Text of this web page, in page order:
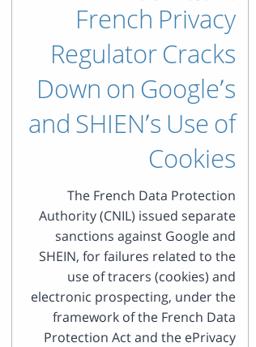
French Privacy
Regulator Cracks
Down on Google’s
and SHIEN’s Use of
Cookies
The French Data Protection
Authority (CNIL) issued separate
sanctions against Google and
SHEIN, for failures related to the
use of tracers (cookies) and
electronic prospecting, under the
framework of the French Data
Protection Act and the ePrivacy